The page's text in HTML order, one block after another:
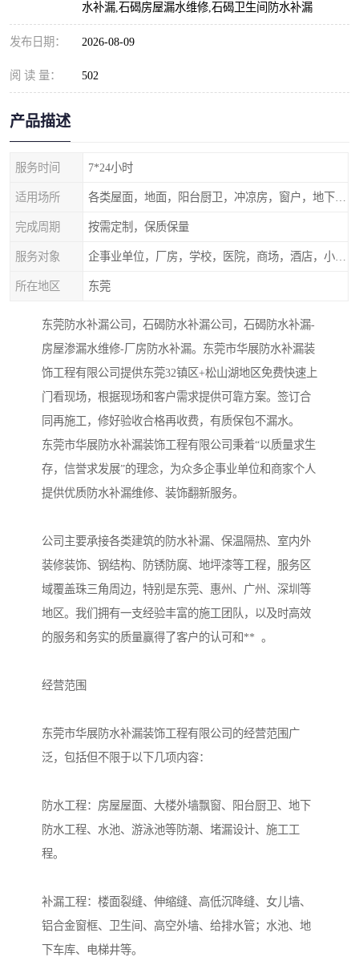
水补漏,石碣房屋漏水维修,石碣卫生间防水补漏
发布日期： 2026-08-09
阅 读 量： 502
产品描述
服务时间 7*24小时
适用场所
完成周期 按需定制，保质保量
服务对象
所在地区 东莞
东莞防水补漏公司，石碣防水补漏公司，石碣防水补漏-
房屋渗漏水维修-厂房防水补漏。东莞市华展防水补漏装
饰工程有限公司提供东莞32镇区+松山湖地区免费快速上
门看现场，根据现场和客户需求提供可靠方案。签订合
同再施工，修好验收合格再收费，有质保包不漏水。
东莞市华展防水补漏装饰工程有限公司秉着“以质量求生
存，信誉求发展”的理念，为众多企事业单位和商家个人
提供优质防水补漏维修、装饰翻新服务。
公司主要承接各类建筑的防水补漏、保温隔热、室内外
装修装饰、钢结构、防锈防腐、地坪漆等工程，服务区
域覆盖珠三角周边，特别是东莞、惠州、广州、深圳等
地区。我们拥有一支经验丰富的施工团队，以及时高效
的服务和务实的质量赢得了客户的认可和** 。
经营范围
东莞市华展防水补漏装饰工程有限公司的经营范围广
泛，包括但不限于以下几项内容：
防水工程：房屋屋面、大楼外墙飘窗、阳台厨卫、地下
防水工程、水池、游泳池等防潮、堵漏设计、施工工
程。
补漏工程：楼面裂缝、伸缩缝、高低沉降缝、女儿墙、
铝合金窗框、卫生间、高空外墙、给排水管；水池、地
下车库、电梯井等。